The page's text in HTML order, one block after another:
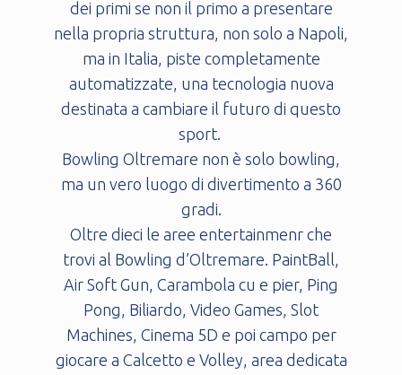
dei primi se non il primo a presentare
nella propria struttura, non solo a Napoli,
ma in Italia, piste completamente
automatizzate, una tecnologia nuova
destinata a cambiare il futuro di questo
sport.
Bowling Oltremare non è solo bowling,
ma un vero luogo di divertimento a 360
gradi.
Oltre dieci le aree entertainmenr che
trovi al Bowling d’Oltremare. PaintBall,
Air Soft Gun, Carambola cu e pier, Ping
Pong, Biliardo, Video Games, Slot
Machines, Cinema 5D e poi campo per
giocare a Calcetto e Volley, area dedicata